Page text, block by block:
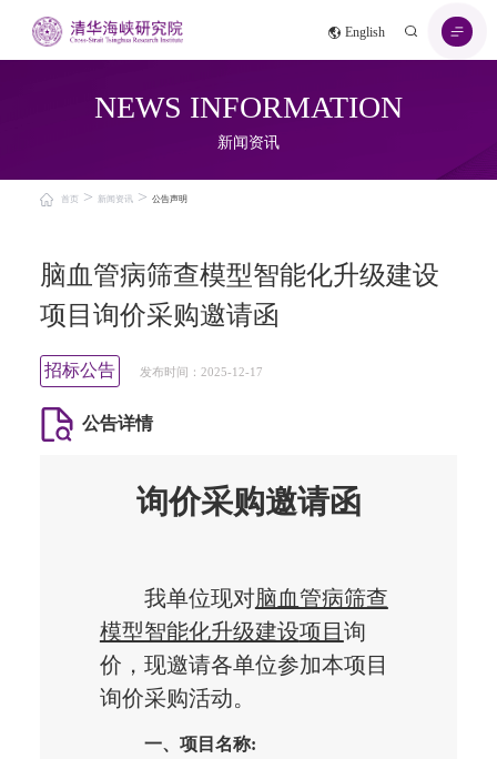
English
NEWS INFORMATION
新闻资讯
首页 > 新闻资讯> 公告声明
脑血管病筛查模型智能化升级建设
项目询价采购邀请函
招标公告 发布时间：2025-12-17
公告详情
询价采购邀请函
我单位现对脑血管病筛查
模型智能化升级建设项目 询
价，现邀请各单位参加本项目
询价采购活动。
一、项目名称: